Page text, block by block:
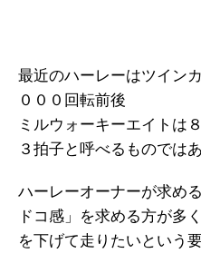
最近のハーレーはツイン
０００回転前後
ミルウォーキーエイトは
３拍子と呼べるものでは
ハーレーオーナーが求め
ドコ感」を求める方が多
を下げて走りたいという